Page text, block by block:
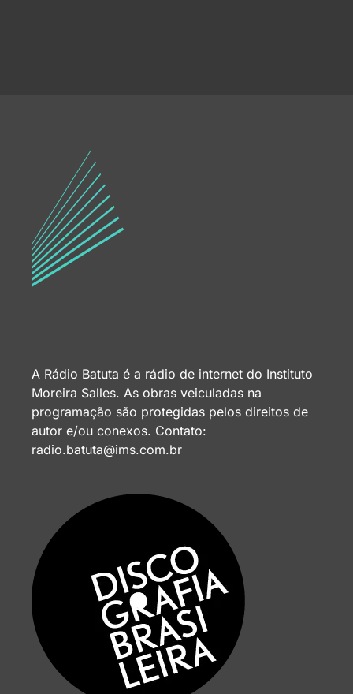
A Rádio Batuta é a rádio de internet do Instituto
Moreira Salles. As obras veiculadas na
programação são protegidas pelos direitos de
autor e/ou conexos. Contato:
radio.batuta@ims.com.br